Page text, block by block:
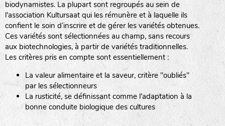
biodynamistes. La plupart sont regroupés au sein de
l'association Kultursaat qui les rémunère et à laquelle ils
confient le soin d’inscrire et de gérer les variétés obtenues.
Ces variétés sont sélectionnées au champ, sans recours
aux biotechnologies, à partir de variétés traditionnelles.
Les critères pris en compte sont essentiellement :
La valeur alimentaire et la saveur, critère "oubliés"
par les sélectionneurs
La rusticité, se définissant comme l'adaptation à la
bonne conduite biologique des cultures
GRAINE DEL PAÏS (GDP)
www.grainesdelpais.com
JARDIN EN’VIE (JEV)
LA BOITE A GRAINES (LBAG)
P: Petit calibre
Légumes racines
Plantes aromatiques